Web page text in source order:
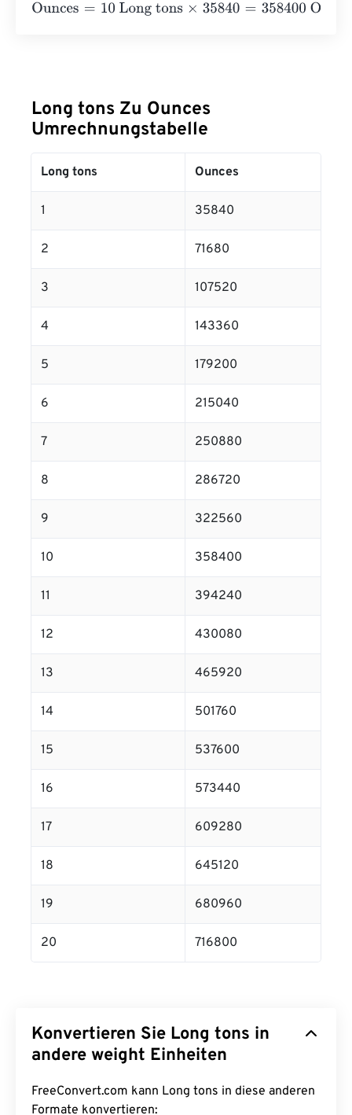
Ounces= 10 Long tons ×35840 =358400 Ounces
Long tons Zu Ounces
Umrechnungstabelle
Long tons Ounces
1 35840
2 71680
3 107520
4 143360
5 179200
6 215040
7 250880
8 286720
9 322560
10 358400
11 394240
12 430080
13 465920
14 501760
15 537600
16 573440
17 609280
18 645120
19 680960
20 716800
Konvertieren Sie Long tons in
andere weight Einheiten
FreeConvert.com kann Long tons in diese anderen
Formate konvertieren: